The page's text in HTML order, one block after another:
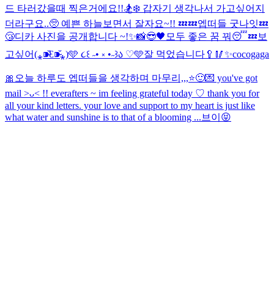
드 타러갔을때 찍은거에요!!🏂❄️ 갑자기 생각나서 가고싶어지
더라구요..🥺 예쁜 하늘보면서 잘자요~!! 💤💤엡떠들 굿나잇💤
😴디카 사진을 공개합니다 ~!✨📸😎🖤 모두 좋은 꿈 꿔😴💤 보
고싶어(⁎⁍̴̆Ɛ⁍̴̆⁎)🩵 ૮꒰ ˶• ༝ •˶꒱ა ♡🩵잘 먹었습니다🥄🥢✨cocogaga
🎀 오늘 하루도 엡떠들을 생각하며 마무리,,,⭐️🙂💌 you've got
mail >ᴗ< !! everafters ~ im feeling grateful today ♡ thank you for
all your kind letters. your love and support to my heart is just like
what water and sunshine is to that of a blooming ... 브이😝